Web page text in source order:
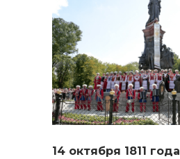
14 октября 1811 года